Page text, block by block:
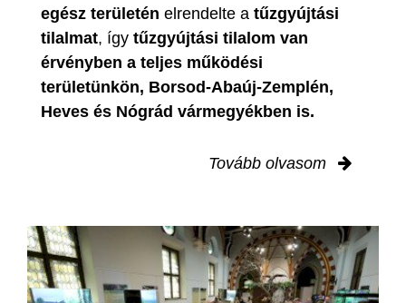
egész területén elrendelte a tűzgyújtási
tilalmat, így tűzgyújtási tilalom van
érvényben a teljes működési
területünkön, Borsod-Abaúj-Zemplén,
Heves és Nógrád vármegyékben is.
Tovább olvasom